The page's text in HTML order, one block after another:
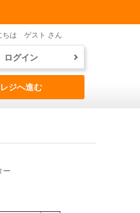
ちは ゲスト さん
ログイン
レジへ進む
ー